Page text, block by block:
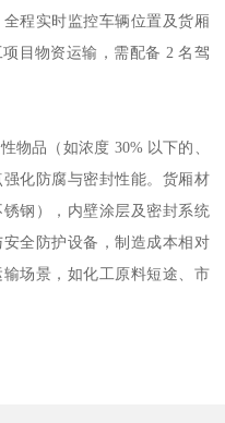
程实时监控车辆位置及货厢
目物资运输，需配备 2 名驾
物品（如浓度 30% 以下的、
化防腐与密封性能。货厢材
钢），内壁涂层及密封系统
全防护设备，制造成本相对
场景，如化工原料短途、市